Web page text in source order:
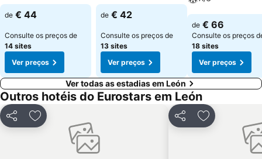
de € 44
Consulte os preços de
14 sites
Ver preços
Ver preços
de € 42
Consulte os preços de
13 sites
Ver preços
Ver preços
de € 66
Consulte os preços
18 sites
Ver preços
Ver todas as estadias em León
Outros hotéis do Eurostars em León
PartilharAdicionar aos favoritos PartilharAdicionar